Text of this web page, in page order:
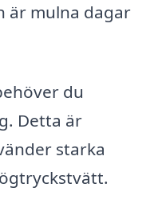
är mulna dagar
du
Detta är
starka